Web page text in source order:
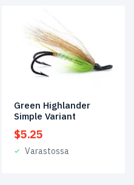
Green Highlander
Simple Variant
$5.25
Varastossa